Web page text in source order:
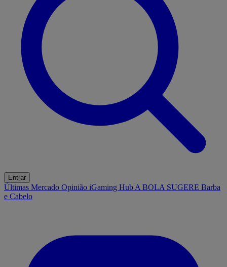
Entrar
Últimas Mercado Opinião iGaming Hub A BOLA SUGERE Barba
e Cabelo